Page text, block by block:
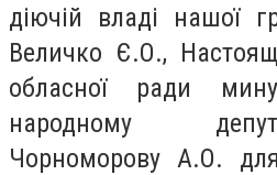
діючій владі нашої
Величко Є.О.,
обласної ради
народному
Чорноморову А.О.